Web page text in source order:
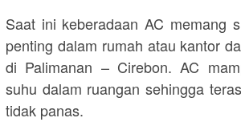
Saat ini keberadaan AC memang
penting dalam rumah atau kantor
di Palimanan – Cirebon. AC
suhu dalam ruangan sehingga
tidak panas.